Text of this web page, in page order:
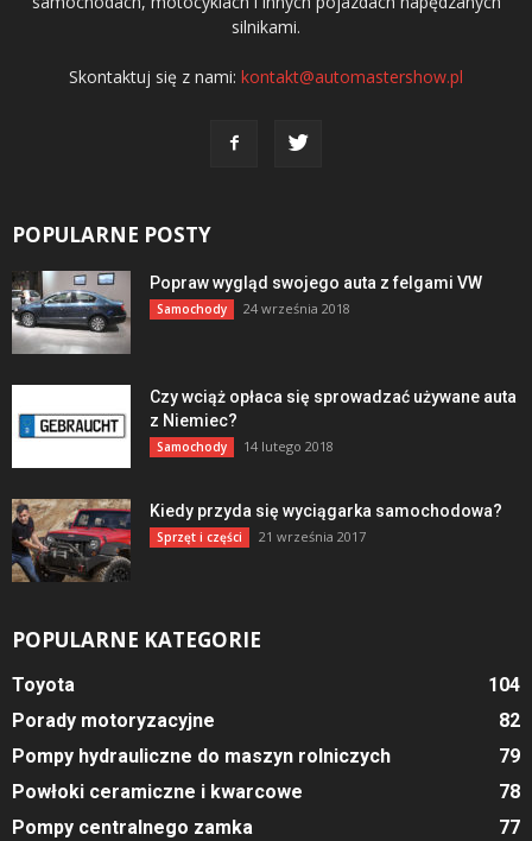
silnikami.
Skontaktuj się z nami: kontakt@automastershow.pl
POPULARNE POSTY
Popraw wygląd swojego auta z felgami VW
Samochody 24 września 2018
Czy wciąż opłaca się sprowadzać używane auta
z Niemiec?
Samochody 14 lutego 2018
Kiedy przyda się wyciągarka samochodowa?
Sprzęt i części 21 września 2017
POPULARNE KATEGORIE
Toyota
104
Porady motoryzacyjne
82
Pompy hydrauliczne do maszyn rolniczych
79
Powłoki ceramiczne i kwarcowe
78
Pompy centralnego zamka
77